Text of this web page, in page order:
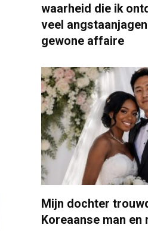
waarheid die ik
veel
gewone affaire
Mijn dochter
Koreaanse man en